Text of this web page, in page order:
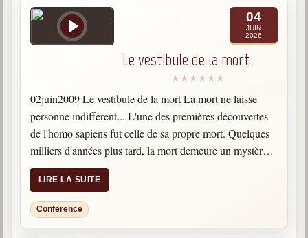
1846-1927
Gabriel Delanne
1910-2002
Divaldo Franco
1927-2025
Ouvrages
Bibliothèque spirite
04
JUIN
2026
Le vestibule de la mort
02juin2009 Le vestibule de la mort La mort ne laisse
personne indifférent... L'une des premières découvertes
de l'homo sapiens fut celle de sa propre mort. Quelques
milliers d'années plus tard, la mort demeure un mystère
qui continue d'angoisser l'homme. L'espoir d'une vie…
LIRE LA SUITE
Conference